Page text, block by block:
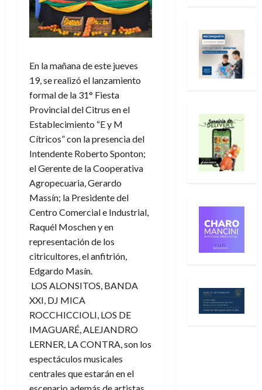
En la mañana de este jueves
19, se realizó el lanzamiento
formal de la 31° Fiesta
Provincial del Citrus en el
Establecimiento “E y M
Cítricos” con la presencia del
Intendente Roberto Sponton;
el Gerente de la Cooperativa
Agropecuaria, Gerardo
Massín; la Presidente del
Centro Comercial e Industrial,
Raquél Moschen y en
representación de los
citricultores, el anfitrión,
Edgardo Masín.
LOS ALONSITOS, BANDA
XXI, DJ MICA
ROCCHICCIOLI, LOS DE
IMAGUARÉ, ALEJANDRO
LERNER, LA CONTRA, son los
espectáculos musicales
centrales que estarán en el